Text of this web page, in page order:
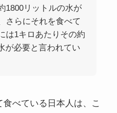
1800リットルの水が
さらにそれを食べて
は1キロあたりその約
が必要と言われてい
べている日本人は、こ